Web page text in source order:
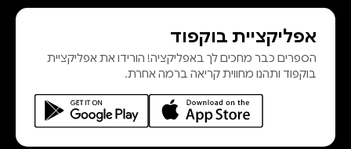
אפליקציית בוקפוד
הספרים כבר מחכים לך באפליקציה! הורידו את אפליקציית
בוקפוד ותהנו מחווית קריאה ברמה אחרת.